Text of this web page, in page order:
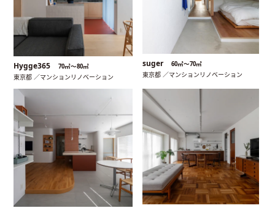
Hygge365 70㎡〜80㎡
東京都 ／マンションリノベーション
suger 60㎡〜70㎡
東京都 ／マンションリノベーション